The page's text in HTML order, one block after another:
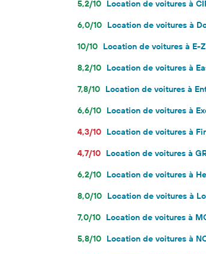
5,2/10 Location de voitures à
6,0/10 Location de voitures à
10/10 Location de voitures à E-
8,2/10 Location de voitures à
7,8/10 Location de voitures à
6,6/10 Location de voitures à
4,3/10 Location de voitures à
4,7/10 Location de voitures à
6,2/10 Location de voitures à
8,0/10 Location de voitures à
7,0/10 Location de voitures à
5,8/10 Location de voitures à